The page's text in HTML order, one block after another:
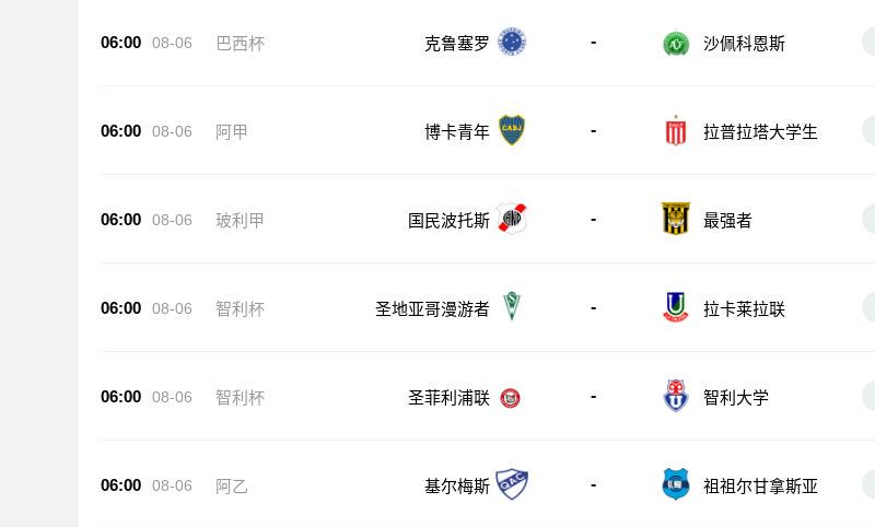
06:00 08-06 巴西杯 克鲁塞罗 - 沙佩科恩斯
06:00 08-06 阿甲 博卡青年 - 拉普拉塔大学生
06:00 08-06 玻利甲 国民波托斯 - 最强者
06:00 08-06 智利杯 圣地亚哥漫游者 - 拉卡莱拉联
06:00 08-06 智利杯 圣菲利浦联 - 智利大学
06:00 08-06 阿乙 基尔梅斯 - 祖祖尔甘拿斯亚